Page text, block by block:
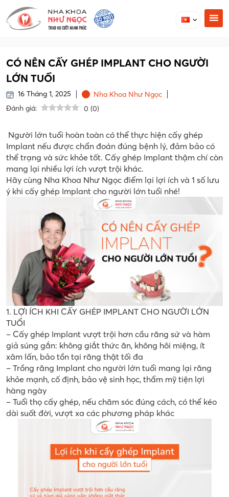
CÓ NÊN CẤY GHÉP IMPLANT CHO NGƯỜI
LỚN TUỔI
16 Tháng 1, 2025
Nha Khoa Như Ngọc
Đánh giá:
0 (0)
Người lớn tuổi hoàn toàn có thể thực hiện cấy ghép
Implant nếu được chẩn đoán đúng bệnh lý, đảm bảo có
thể trạng và sức khỏe tốt. Cấy ghép Implant thậm chí còn
mang lại nhiều lợi ích vượt trội khác.
Hãy cùng Nha Khoa Như Ngọc điểm lại lợi ích và 1 số lưu
ý khi cấy ghép Implant cho người lớn tuổi nhé!
1. LỢI ÍCH KHI CẤY GHÉP IMPLANT CHO NGƯỜI LỚN
TUỔI
– Cấy ghép Implant vượt trội hơn cầu răng sứ và hàm
giả súng gắn: không giắt thức ăn, không hôi miệng, ít
xâm lấn, bảo tồn tại răng thật tối đa
– Trồng răng Implant cho người lớn tuổi mang lại răng
khỏe mạnh, cố định, bảo vệ sinh học, thẩm mỹ tiện lợi
hàng ngày
– Tuổi thọ cấy ghép, nếu chăm sóc đúng cách, có thể kéo
dài suốt đời, vượt xa các phương pháp khác